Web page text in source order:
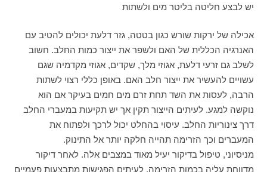
יש לבצע חליטה בליטר מים ולשתות
אכילה של ירקות שורש כגון בטטה, גזר דלעת יכולים להטיב עם
האנרגיה הכללית של האם ולשפר את ייצור כמות החלב. חשוב
לשלב גם זרעי דלעת, אגוזי מלך, שקדים, אגוזי מקדמיה שגם
עשויים להעשיר את ייצור חלב האם. באופן כללי רצוי לשתות
הרבה, לעסות את השד תחת זרם מים חמים בעיקר אם הוא
נוקשה למגע. לעיתים הייצור תקין אך יש תקיעות במעברי החלב
דרך צינוריות החלב. עיסוי בהחלט יכול לרכך ולפתוח את
המעברים וכך הזרימה תהייה חלקה יותר אל התינוק.
מניסיוני, טיפול בדיקור יעיל מאוד במצבים אלה. לאחר דיקור
מדווחת עליה בכמות הזרימה. לעיתים הפגישות מתבצעות פעמיים